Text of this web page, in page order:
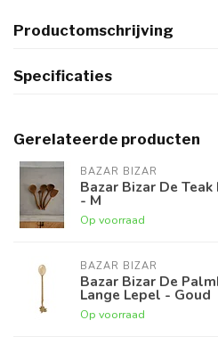
Productomschrijving
Specificaties
Gerelateerde producten
BAZAR BIZAR
Bazar Bizar De
- M
Op voorraad
BAZAR BIZAR
Bazar Bizar De
Lange Lepel - Goud
Op voorraad